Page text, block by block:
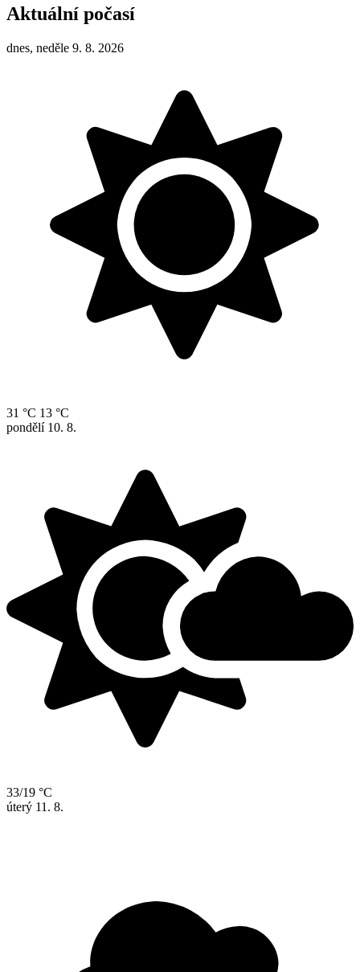
Aktuální počasí
dnes, neděle 9. 8. 2026
31 °C 13 °C
pondělí 10. 8.
33/19 °C
úterý 11. 8.